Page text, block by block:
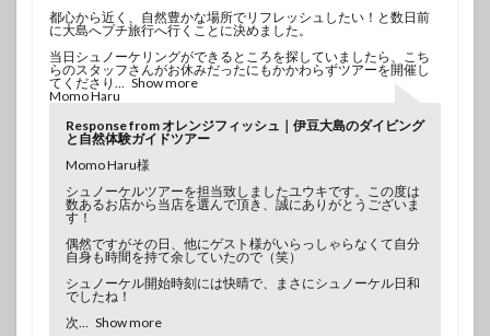
都心から近く、自然豊かな場所でリフレッシュしたい！と数日前
に大島へプチ旅行へ行くことに決めました。
当日シュノーケリングができるところを探していましたら、こち
らのスタッフさんがお休みだったにもかかわらずツアーを開催し
てくださり
Show more
Momo Haru
Response from オレンジフィッシュ｜伊豆大島のダイビング
と自然体験ガイドツアー
Momo Haru様
シュノーケルツアーを担当致しましたユウキです。この度は
数あるお店から当店を選んで頂き、誠にありがとうございま
す！
偶然ですがその日、他にゲスト様がいらっしゃらなくて自分
自身も時間を持て余していたので（笑）
シュノーケル開始時刻には快晴で、まさにシュノーケル日和
でしたね！
次
Show more